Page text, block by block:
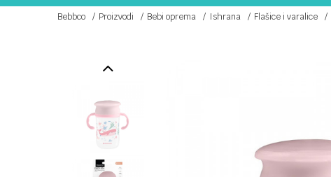
Bebbco Proizvodi Bebi oprema Ishrana Flašice i varalice